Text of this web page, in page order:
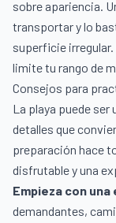
sobre apariencia.
transportar y lo
superficie irregular.
limite tu rango de
Consejos para
La playa puede
detalles que
preparación hace
disfrutable y una
Empieza con
demandantes,